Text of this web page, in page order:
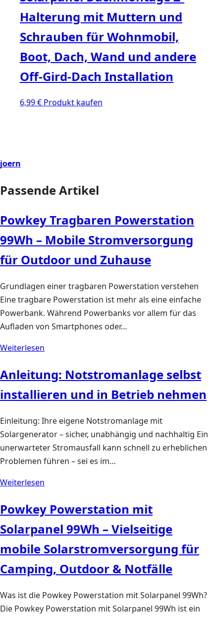
Halterung mit Muttern und
Schrauben für Wohnmobil,
Boot, Dach, Wand und andere
Off-Gird-Dach Installation
6,99€ Produkt kaufen
joern
Passende Artikel
Powkey Tragbaren Powerstation
99Wh – Mobile Stromversorgung
für Outdoor und Zuhause
Grundlagen einer tragbaren Powerstation verstehen
Eine tragbare Powerstation ist mehr als eine einfache
Powerbank. Während Powerbanks vor allem für das
Aufladen von Smartphones oder…
Weiterlesen
Anleitung: Notstromanlage selbst
installieren und in Betrieb nehmen
Einleitung: Ihre eigene Notstromanlage mit
Solargenerator – sicher, unabhängig und nachhaltig Ein
unerwarteter Stromausfall kann schnell zu erheblichen
Problemen führen – sei es im…
Weiterlesen
Powkey Powerstation mit
Solarpanel 99Wh – Vielseitige
mobile Solarstromversorgung für
Camping, Outdoor & Notfälle
Was ist die Powkey Powerstation mit Solarpanel 99Wh?
Die Powkey Powerstation mit Solarpanel 99Wh ist ein